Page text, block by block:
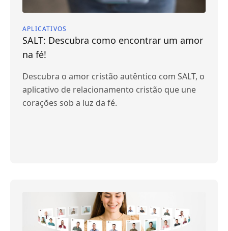
APLICATIVOS
SALT: Descubra como encontrar um amor
na fé!
Descubra o amor cristão autêntico com SALT, o
aplicativo de relacionamento cristão que une
corações sob a luz da fé.